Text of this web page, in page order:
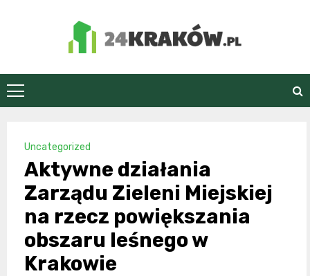
24Kraków.pl
Uncategorized
Aktywne działania
Zarządu Zieleni Miejskiej
na rzecz powiększania
obszaru leśnego w
Krakowie